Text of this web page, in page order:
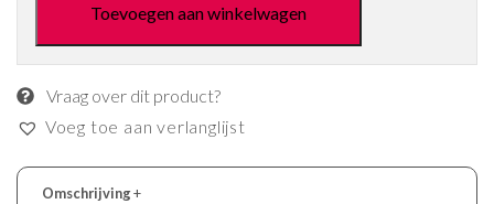
Toevoegen aan winkelwagen
Vraag over dit product?
Voeg toe aan verlanglijst
Omschrijving+